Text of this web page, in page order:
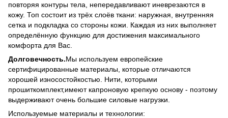
повторяя контуры тела, непередавливают иневрезаются в
кожу. Топ состоит из трёх слоёв ткани: наружная, внутренняя
сетка и подкладка со стороны кожи. Каждая из них выполняет
определённую функцию для достижения максимального
комфорта для Вас.
Долговечность.Мы используем европейские
сертифицированные материалы, которые отличаются
хорошей износостойкостью. Нити, которыми
прошиткомплект,имеют капроновую крепкую основу - поэтому
выдерживают очень большие силовые нагрузки.
Используемые материалы и технологии: